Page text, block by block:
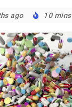
ago 10 mins